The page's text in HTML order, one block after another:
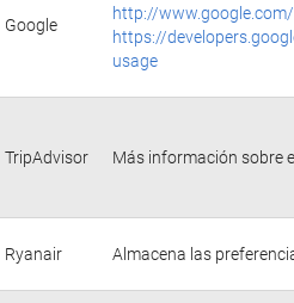
Google
http://
https://
usage
TripAdvisor Más información sobre
Ryanair Almacena las